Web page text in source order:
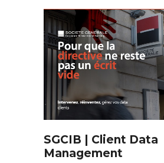
SGCIB | Client Data
Management